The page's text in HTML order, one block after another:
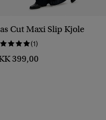
Cut Maxi Slip Kjole
(1)
399,00